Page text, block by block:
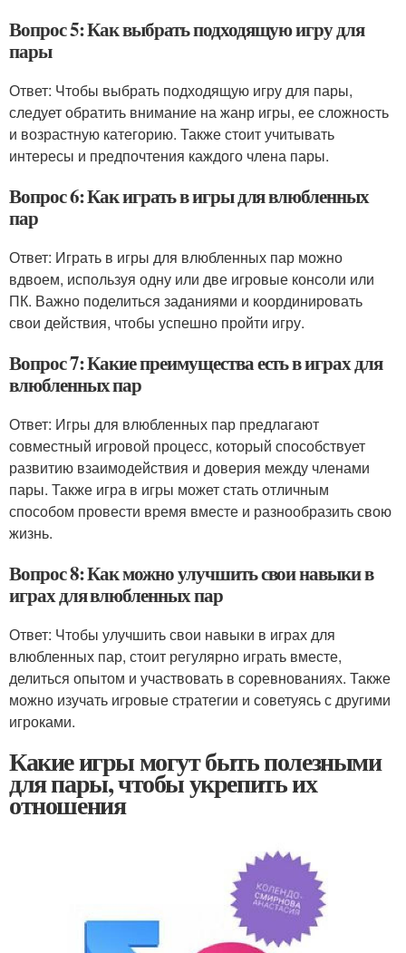
Вопрос 5: Как выбрать подходящую игру для
пары
Ответ: Чтобы выбрать подходящую игру для пары,
следует обратить внимание на жанр игры, ее сложность
и возрастную категорию. Также стоит учитывать
интересы и предпочтения каждого члена пары.
Вопрос 6: Как играть в игры для влюбленных
пар
Ответ: Играть в игры для влюбленных пар можно
вдвоем, используя одну или две игровые консоли или
ПК. Важно поделиться заданиями и координировать
свои действия, чтобы успешно пройти игру.
Вопрос 7: Какие преимущества есть в играх для
влюбленных пар
Ответ: Игры для влюбленных пар предлагают
совместный игровой процесс, который способствует
развитию взаимодействия и доверия между членами
пары. Также игра в игры может стать отличным
способом провести время вместе и разнообразить свою
жизнь.
Вопрос 8: Как можно улучшить свои навыки в
играх для влюбленных пар
Ответ: Чтобы улучшить свои навыки в играх для
влюбленных пар, стоит регулярно играть вместе,
делиться опытом и участвовать в соревнованиях. Также
можно изучать игровые стратегии и советуясь с другими
игроками.
Какие игры могут быть полезными
для пары, чтобы укрепить их
отношения